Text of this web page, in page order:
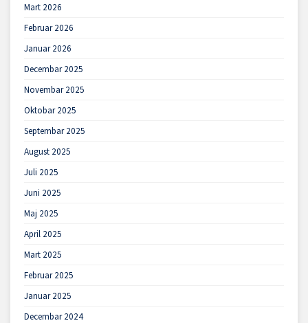
Mart 2026
Februar 2026
Januar 2026
Decembar 2025
Novembar 2025
Oktobar 2025
Septembar 2025
August 2025
Juli 2025
Juni 2025
Maj 2025
April 2025
Mart 2025
Februar 2025
Januar 2025
Decembar 2024